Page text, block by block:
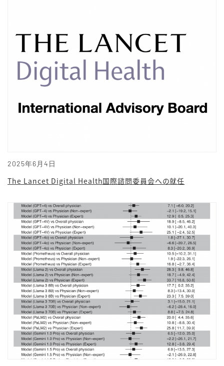
2025年6月4日
The Lancet Digital Health国際諮問委員会への就任